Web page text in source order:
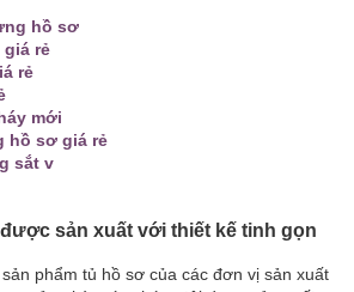
hồ sơ
rẻ
rẻ
mới
hồ sơ giá rẻ
sắt v
sản xuất với thiết kế tinh gọn
phẩm tủ hồ sơ của các đơn vị sản xuất